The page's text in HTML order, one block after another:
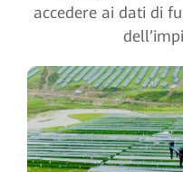
accedere ai dati di